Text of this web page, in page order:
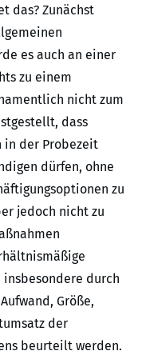
das? Zunächst
es auch an einer
zu einem
nicht zum
dass
in der Probezeit
dürfen, ohne
zu
jedoch nicht zu
insbesondere durch
Größe,
der
beurteilt werden.